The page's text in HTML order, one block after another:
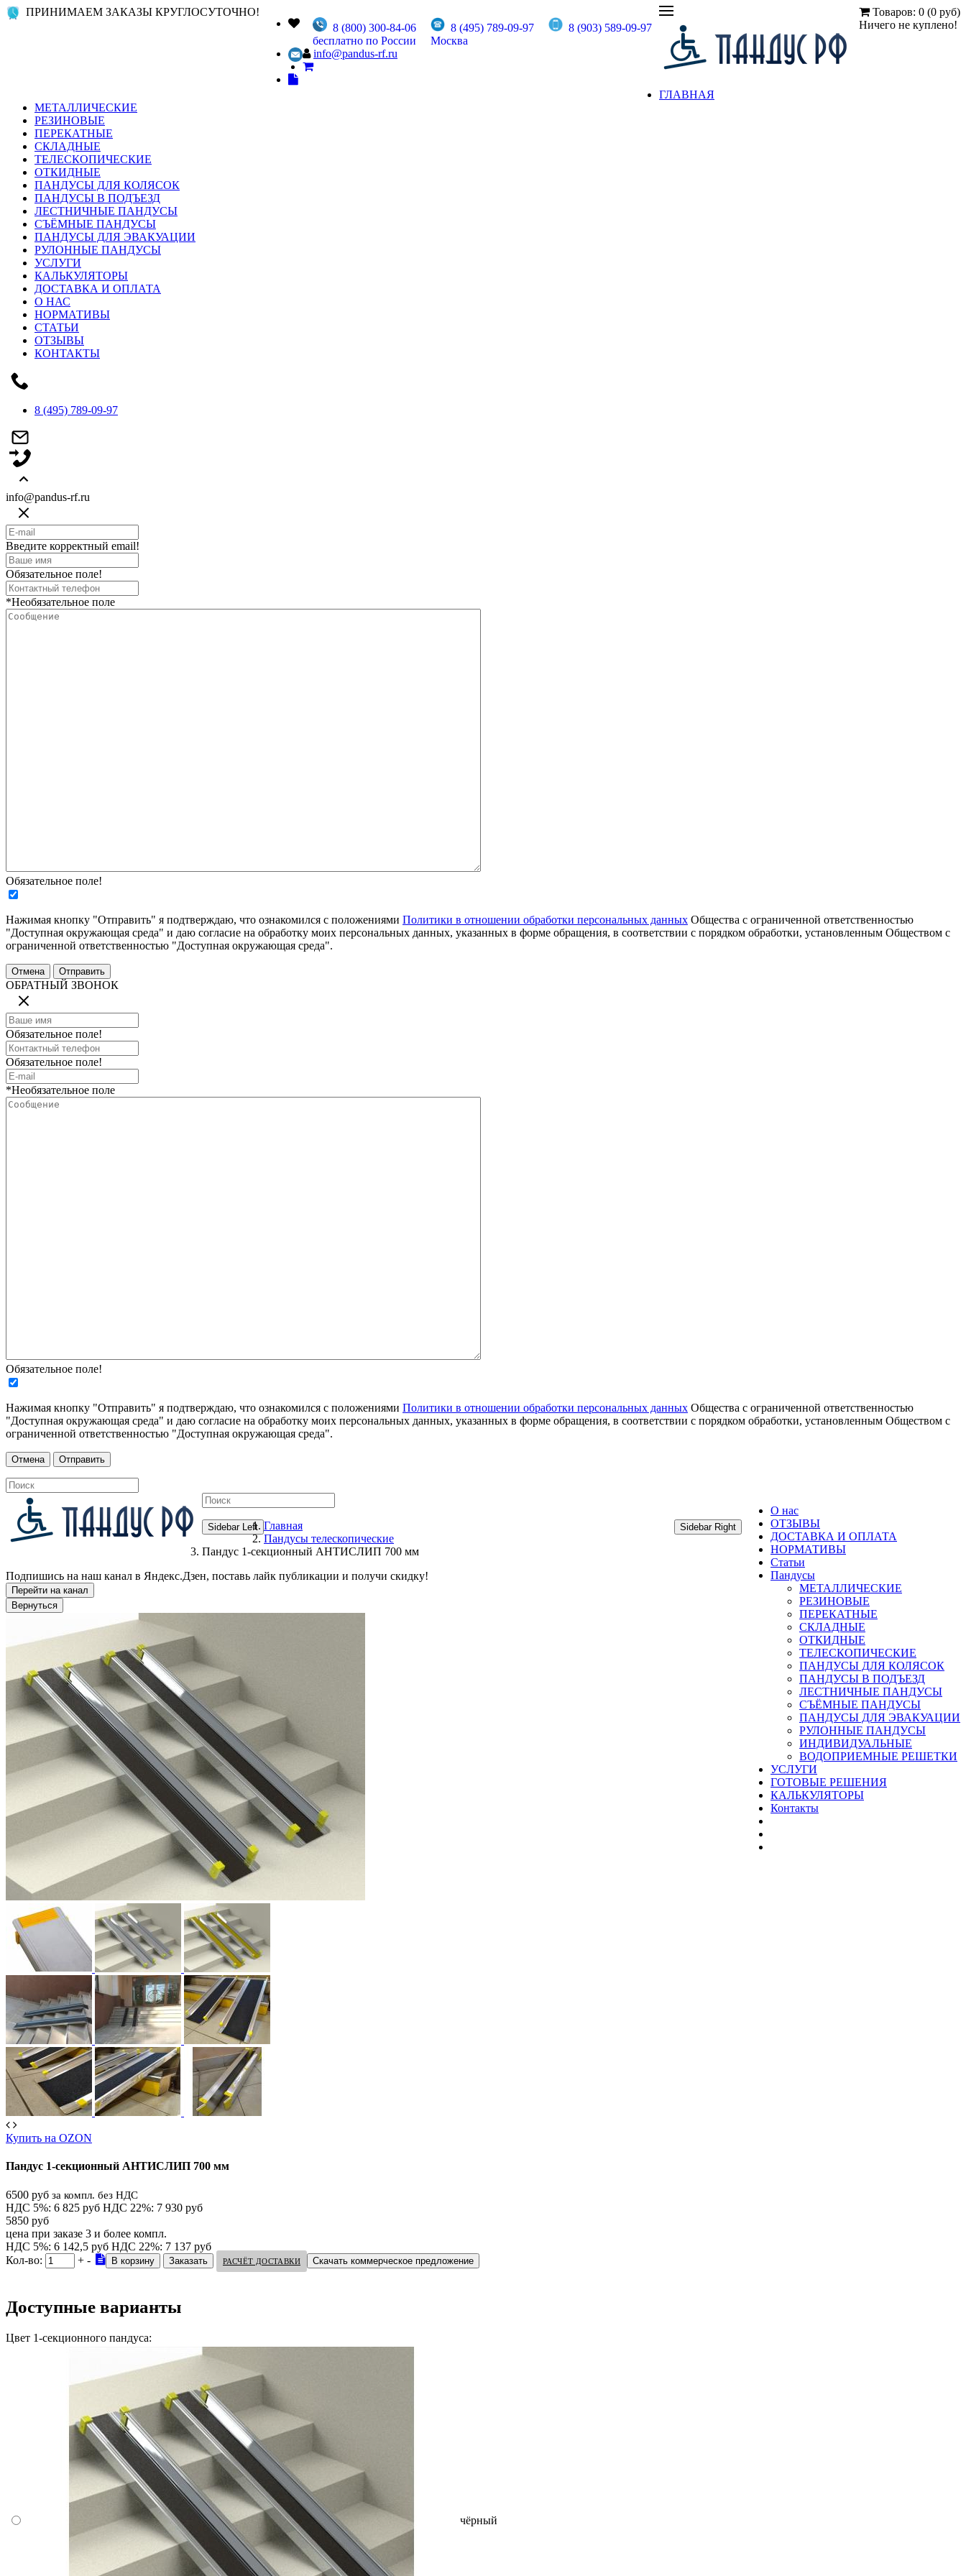
ПРИНИМАЕМ ЗАКАЗЫ КРУГЛОСУТОЧНО!
8 (800) 300-84-06
бесплатно по России
8 (495) 789-09-97
Москва
8 (903) 589-09-97
info@pandus-rf.ru
Товаров: 0 (0 руб)
Ничего не куплено!
ГЛАВНАЯ
МЕТАЛЛИЧЕСКИЕ
РЕЗИНОВЫЕ
ПЕРЕКАТНЫЕ
СКЛАДНЫЕ
ТЕЛЕСКОПИЧЕСКИЕ
ОТКИДНЫЕ
ПАНДУСЫ ДЛЯ КОЛЯСОК
ПАНДУСЫ В ПОДЪЕЗД
ЛЕСТНИЧНЫЕ ПАНДУСЫ
СЪЁМНЫЕ ПАНДУСЫ
ПАНДУСЫ ДЛЯ ЭВАКУАЦИИ
РУЛОННЫЕ ПАНДУСЫ
УСЛУГИ
КАЛЬКУЛЯТОРЫ
ДОСТАВКА И ОПЛАТА
О НАС
НОРМАТИВЫ
СТАТЬИ
ОТЗЫВЫ
КОНТАКТЫ
8 (495) 789-09-97
info@pandus-rf.ru
Введите корректный email!
Обязательное поле!
*Необязательное поле
Обязательное поле!
Нажимая кнопку "Отправить" я подтверждаю, что ознакомился с положениями Политики в отношении обработки персональных данных Общества с ограниченной ответственностью
"Доступная окружающая среда" и даю согласие на обработку моих персональных данных, указанных в форме обращения, в соответствии с порядком обработки, установленным Обществом с
ограниченной ответственностью "Доступная окружающая среда".
ОБРАТНЫЙ ЗВОНОК
Обязательное поле!
Обязательное поле!
*Необязательное поле
Обязательное поле!
Нажимая кнопку "Отправить" я подтверждаю, что ознакомился с положениями Политики в отношении обработки персональных данных Общества с ограниченной ответственностью
"Доступная окружающая среда" и даю согласие на обработку моих персональных данных, указанных в форме обращения, в соответствии с порядком обработки, установленным Обществом с
ограниченной ответственностью "Доступная окружающая среда".
О нас
ОТЗЫВЫ
ДОСТАВКА И ОПЛАТА
НОРМАТИВЫ
Статьи
Пандусы
МЕТАЛЛИЧЕСКИЕ
РЕЗИНОВЫЕ
ПЕРЕКАТНЫЕ
СКЛАДНЫЕ
ОТКИДНЫЕ
ТЕЛЕСКОПИЧЕСКИЕ
ПАНДУСЫ ДЛЯ КОЛЯСОК
ПАНДУСЫ В ПОДЪЕЗД
ЛЕСТНИЧНЫЕ ПАНДУСЫ
CЪЁМНЫЕ ПАНДУСЫ
ПАНДУСЫ ДЛЯ ЭВАКУАЦИИ
РУЛОННЫЕ ПАНДУСЫ
ИНДИВИДУАЛЬНЫЕ
ВОДОПРИЕМНЫЕ РЕШЕТКИ
УСЛУГИ
ГОТОВЫЕ РЕШЕНИЯ
КАЛЬКУЛЯТОРЫ
Контакты
Sidebar Left Sidebar Right
Главная
Пандусы телескопические
Пандус 1-секционный АНТИСЛИП 700 мм
Подпишись на наш канал в Яндекс.Дзен, поставь лайк публикации и получи скидку!
Купить на OZON
Пандус 1-секционный АНТИСЛИП 700 мм
6500 руб за компл. без НДС
НДС 5%: 6 825 руб НДС 22%: 7 930 руб
5850 руб
цена при заказе 3 и более компл.
НДС 5%: 6 142,5 руб НДС 22%: 7 137 руб
Кол-во:
+ - РАСЧЁТ ДОСТАВКИ Скачать коммерческое предложение
Доступные варианты
Цвет 1-секционного пандуса:
чёрный